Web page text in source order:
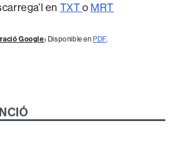
en TXTo MRT
Google: Disponible enPDF.